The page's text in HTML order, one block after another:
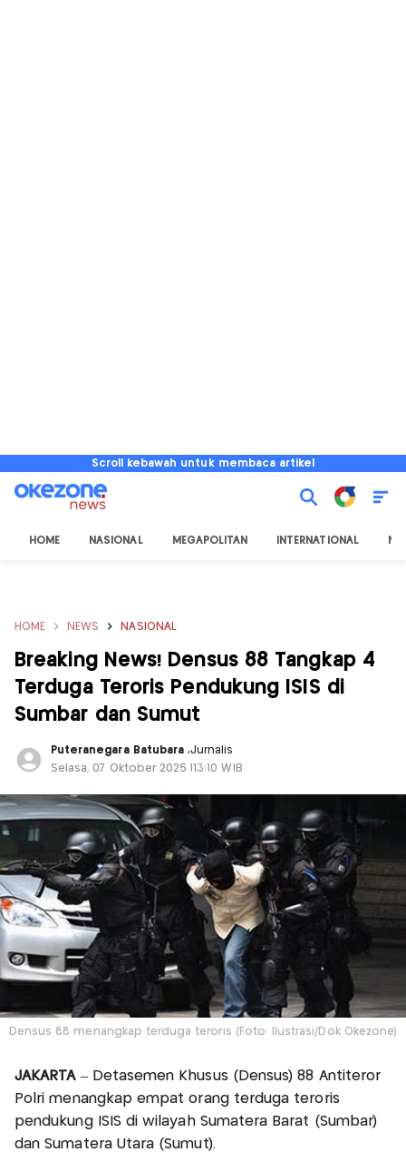
Scroll kebawah untuk membaca artikel
HOME NASIONAL MEGAPOLITAN INTERNATIONAL
HOME NEWS NASIONAL
Breaking News! Densus 88 Tangkap 4
Terduga Teroris Pendukung ISIS di
Sumbar dan Sumut
Puteranegara Batubara,Jurnalis
Selasa, 07 Oktober 2025 |13:10 WIB
Densus 88 menangkap terduga teroris (Foto: Ilustrasi/Dok Okezone)
JAKARTA– Detasemen Khusus (Densus) 88 Antiteror
Polri menangkap empat orang terduga teroris
pendukung ISIS di wilayah Sumatera Barat (Sumbar)
dan Sumatera Utara (Sumut).